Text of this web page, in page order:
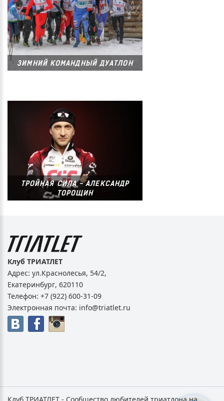
ЗИМНИЙ КОМАНДНЫЙ ДУАТЛОН
ТРОЙНАЯ СИЛА - АЛЕКСАНДР
ТОРОЩИН
Клуб ТРИАТЛЕТ
Адрес: ул.Краснолесья, 54/2,
Екатеринбург, 620110
Телефон: +7 (922) 600-31-09
Электронная почта: info@triatlet.ru